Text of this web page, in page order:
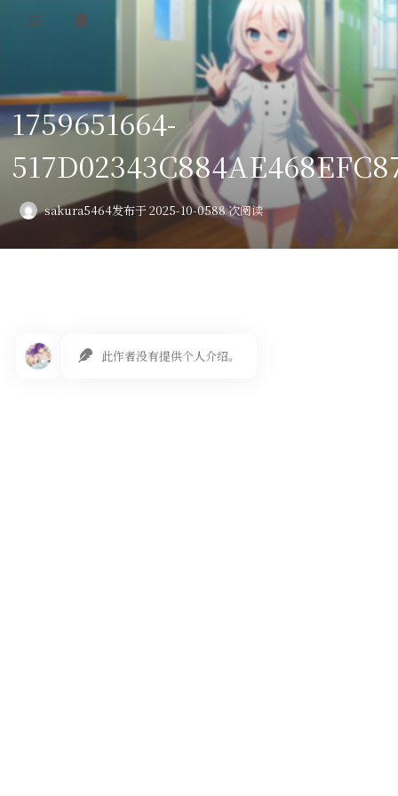
首页
VPS评测
AI绘画
教程
图库
1759651664-
sakura5464发布于 2025-10-0588 次阅读
此作者没有提供个人介绍。